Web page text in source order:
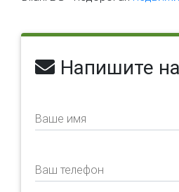
Напишите
Ваше имя
Ваш телефон